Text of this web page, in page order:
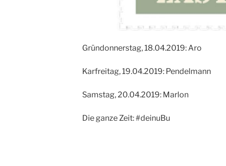
Gründonnerstag, 18.04.2019: Aro
Karfreitag, 19.04.2019: Pendelmann
Samstag, 20.04.2019: Marlon
Die ganze Zeit: #deinuBu